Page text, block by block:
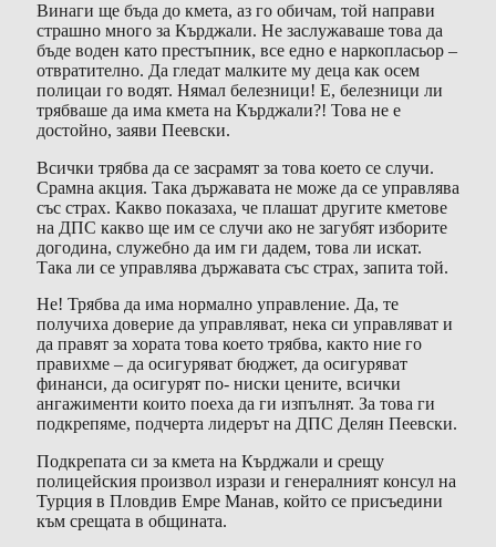
Винаги ще бъда до кмета, аз го обичам, той направи
страшно много за Кърджали. Не заслужаваше това да
бъде воден като престъпник, все едно е наркопласьор –
отвратително. Да гледат малките му деца как осем
полицаи го водят. Нямал белезници! Е, белезници ли
трябваше да има кмета на Кърджали?! Това не е
достойно, заяви Пеевски.
Всички трябва да се засрамят за това което се случи.
Срамна акция. Така държавата не може да се управлява
със страх. Какво показаха, че плашат другите кметове
на ДПС какво ще им се случи ако не загубят изборите
догодина, служебно да им ги дадем, това ли искат.
Така ли се управлява държавата със страх, запита той.
Не! Трябва да има нормално управление. Да, те
получиха доверие да управляват, нека си управляват и
да правят за хората това което трябва, както ние го
правихме – да осигуряват бюджет, да осигуряват
финанси, да осигурят по- ниски цените, всички
ангажименти които поеха да ги изпълнят. За това ги
подкрепяме, подчерта лидерът на ДПС Делян Пеевски.
Подкрепата си за кмета на Кърджали и срещу
полицейския произвол изрази и генералният консул на
Турция в Пловдив Емре Манав, който се присъедини
към срещата в общината.